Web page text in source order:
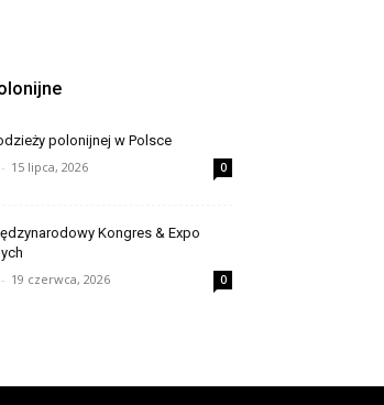
polonijnej w Polsce
- 15 lipca, 2026 0
Kongres & Expo
- 19 czerwca, 2026 0